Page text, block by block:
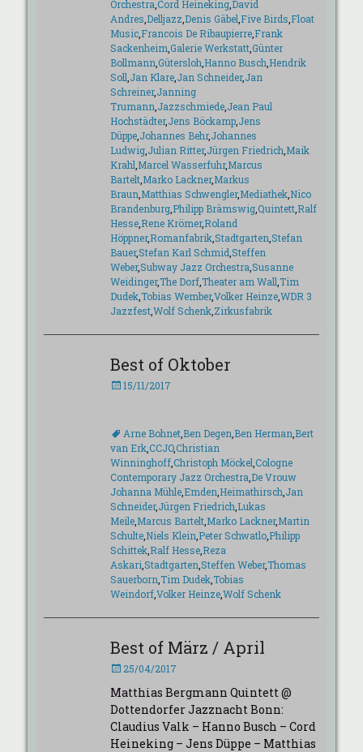
Orchestra Cord Heineking, David
Andres Delljazz Denis Gäbel Five Birds Float
Music, Francois De Ribaupierre, Frank
Sackenheim Galerie Werkstatt,Günter
Bollmann Gütersloh Hanno Busch Hendrik
Soll Jan Klare, Jan Schneider,Jan
Schreiner,Janning
Trumann Jazzschmiede, Jean Paul
Hochstädter,Jens Böckamp, Jens
Düppe, Johannes Behr,Johannes
Ludwig, Julian Ritter,Jürgen Friedrich Maik
Krahl Marcel Wasserfuhr,Marcus
Bartelt, Marko Lackner,Markus
Braun Matthias Schwengler,Mediathek, Nico
Brandenburg, Philipp Brämswig,Quintett, Ralf
Hesse, Rene Krömer,Roland
Höppner,Romanfabrik,Stadtgarten Stefan
Bauer,Stefan Karl Schmid Steffen
Weber,Subway Jazz Orchestra Susanne
Weidinger,The Dorf,Theater am Wall Tim
Dudek,Tobias Wember,Volker Heinze,WDR 3
Jazzfest,Wolf Schenk, Zirkusfabrik
Best of Oktober
Veröffentlicht
15/11/2017
Schlagworte
Arne Bohnet, Ben Degen Ben Herman Bert
van Erk,CCJO,Christian
Winninghoff,Christoph Möckel Cologne
Contemporary Jazz Orchestra De Vrouw
Johanna Mühle, Emden Heimathirsch Jan
Schneider,Jürgen Friedrich Lukas
Meile, Marcus Bartelt, Marko Lackner,Martin
Schulte, Niels Klein Peter Schwatlo, Philipp
Schittek, Ralf Hesse, Reza
Askari Stadtgarten Steffen Weber,Thomas
Sauerborn Tim Dudek,Tobias
Weindorf,Volker Heinze,Wolf Schenk
Best of März / April
Veröffentlicht
25/04/2017
Matthias Bergmann Quintett @
Dottendorfer Jazznacht Bonn:
Claudius Valk – Hanno Busch – Cord
Heineking – Jens Düppe – Matthias